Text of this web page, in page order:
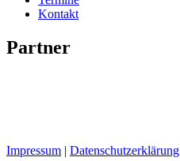
Kontakt
Partner
Impressum | Datenschutzerklärung